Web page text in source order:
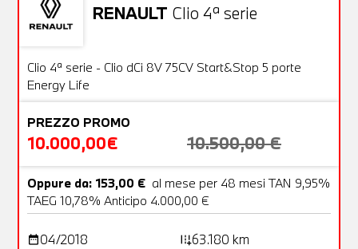
RENAULT Clio 4ª serie
OFFERTA
Usato
Clio 4ª serie - Clio dCi 8V 75CV Start&Stop 5 porte
Energy Life
PREZZO PROMO
10.000,00€ 10.500,00 €
Oppure da: 153,00 € al mese per 48 mesi TAN 9,95%
TAEG 10,78% Anticipo 4.000,00 €
date_range04/2018 add_road63.180 km